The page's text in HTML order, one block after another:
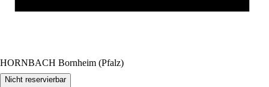
HORNBACH Bornheim (Pfalz)
Nicht reservierbar